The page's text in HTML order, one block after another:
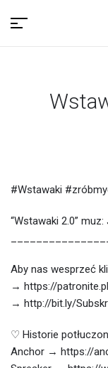
#Wstawaki
“Wstawaki 2.0”
Aby nas wesprzeć
→ https://
→ http://bit.ly/
♡ Historie
Anchor → https://